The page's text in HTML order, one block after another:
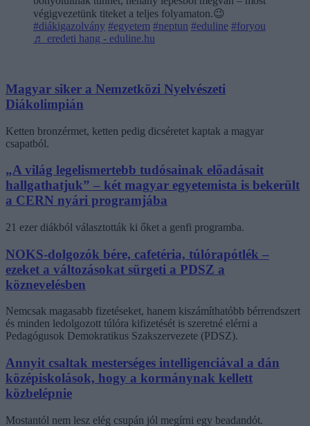
végigvezetünk titeket a teljes folyamaton.😉
#diákigazolvány #egyetem #neptun #eduline #foryou
♬ eredeti hang - eduline.hu
Magyar siker a Nemzetközi Nyelvészeti
Diákolimpián
Ketten bronzérmet, ketten pedig dicséretet kaptak a magyar
csapatból.
„A világ legelismertebb tudósainak előadásait
hallgathatjuk” – két magyar egyetemista is bekerült
a CERN nyári programjába
21 ezer diákból választották ki őket a genfi programba.
NOKS-dolgozók bére, cafetéria, túlórapótlék –
ezeket a változásokat sürgeti a PDSZ a
köznevelésben
Nemcsak magasabb fizetéseket, hanem kiszámíthatóbb bérrendszert
és minden ledolgozott túlóra kifizetését is szeretné elérni a
Pedagógusok Demokratikus Szakszervezete (PDSZ).
Annyit csaltak mesterséges intelligenciával a dán
középiskolások, hogy a kormánynak kellett
közbelépnie
Mostantól nem lesz elég csupán jól megírni egy beadandót.